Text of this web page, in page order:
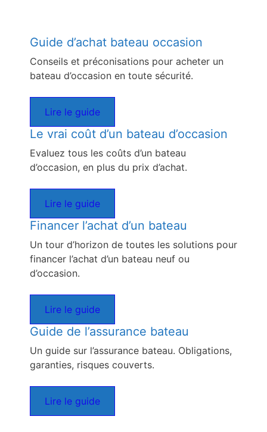
Guide d’achat bateau occasion
Conseils et préconisations pour acheter un
bateau d’occasion en toute sécurité.
Lire le guide
Le vrai coût d’un bateau d’occasion
Evaluez tous les coûts d’un bateau
d’occasion, en plus du prix d’achat.
Lire le guide
Financer l’achat d’un bateau
Un tour d’horizon de toutes les solutions pour
financer l’achat d’un bateau neuf ou
d’occasion.
Lire le guide
Guide de l’assurance bateau
Un guide sur l’assurance bateau. Obligations,
garanties, risques couverts.
Lire le guide